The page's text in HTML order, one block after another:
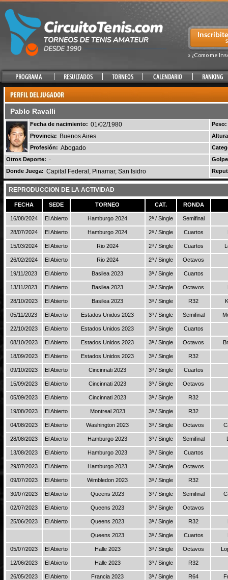
» ¿Como me
Pablo Ravalli
Fecha de nacimiento: 01/02/1980
Peso:
Provincia:
Buenos Aires
Profesión: Abogado
Otros Deporte: -
Donde Juega: Capital Federal, Pinamar, San Isidro
REPRODUCCION DE LA ACTIVIDAD
FECHA SEDE TORNEO CAT. RONDA
16/08/2024 El Abierto Hamburgo 2024 2ª / Single Semifinal
28/07/2024 El Abierto Hamburgo 2024 2ª / Single Cuartos
15/03/2024 El Abierto Rio 2024 2ª / Single Cuartos
26/02/2024 El Abierto Rio 2024 2ª / Single Octavos
19/11/2023 El Abierto Basilea 2023 3ª / Single Cuartos
13/11/2023 El Abierto Basilea 2023 3ª / Single Octavos
28/10/2023 El Abierto Basilea 2023 3ª / Single R32
05/11/2023 El Abierto Estados Unidos 2023 3ª / Single Semifinal
22/10/2023 El Abierto Estados Unidos 2023 3ª / Single Cuartos
08/10/2023 El Abierto Estados Unidos 2023 3ª / Single Octavos
18/09/2023 El Abierto Estados Unidos 2023 3ª / Single R32
09/10/2023 El Abierto Cincinnati 2023 3ª / Single Cuartos
15/09/2023 El Abierto Cincinnati 2023 3ª / Single Octavos
05/09/2023 El Abierto Cincinnati 2023 3ª / Single R32
19/08/2023 El Abierto Montreal 2023 3ª / Single R32
04/08/2023 El Abierto Washington 2023 3ª / Single Octavos
28/08/2023 El Abierto Hamburgo 2023 3ª / Single Semifinal
13/08/2023 El Abierto Hamburgo 2023 3ª / Single Cuartos
29/07/2023 El Abierto Hamburgo 2023 3ª / Single Octavos
09/07/2023 El Abierto Wimbledon 2023 3ª / Single R32
30/07/2023 El Abierto Queens 2023 3ª / Single Semifinal
02/07/2023 El Abierto Queens 2023 3ª / Single Octavos
25/06/2023 El Abierto Queens 2023 3ª / Single R32
Queens 2023 3ª / Single Cuartos
05/07/2023 El Abierto Halle 2023 3ª / Single Octavos
12/06/2023 El Abierto Halle 2023 3ª / Single R32
26/05/2023 El Abierto Francia 2023 3ª / Single R64